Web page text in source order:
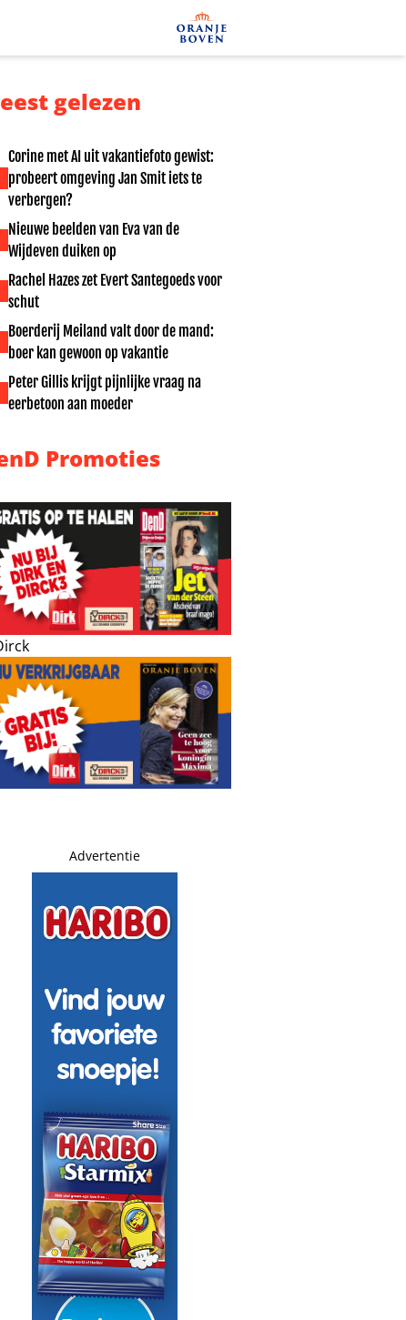
Nederlandwas blunder
gelezen
Corine met AI uit vakantiefoto gewist:
probeert omgeving Jan Smit iets te
verbergen?
Nieuwe beelden van Eva van de
Wijdeven duiken op
Rachel Hazes zet Evert Santegoeds voor
schut
Boerderij Meiland valt door de mand:
boer kan gewoon op vakantie
Peter Gillis krijgt pijnlijke vraag na
eerbetoon aan moeder
Promoties
Advertentie